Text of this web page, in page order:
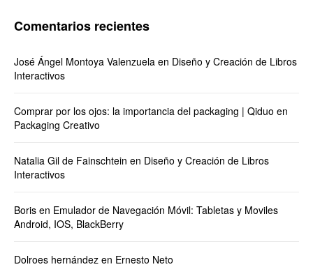
Comentarios recientes
José Ángel Montoya Valenzuela en Diseño y Creación de Libros
Interactivos
Comprar por los ojos: la importancia del packaging | Qiduo en
Packaging Creativo
Natalia Gil de Fainschtein en Diseño y Creación de Libros
Interactivos
Boris en Emulador de Navegación Móvil: Tabletas y Moviles
Android, IOS, BlackBerry
Dolroes hernández en Ernesto Neto